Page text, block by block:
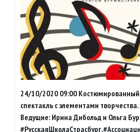
24/10/2020 09:00
спектакль с элементами
Ведущие: Ирина Дибольд и Ольга